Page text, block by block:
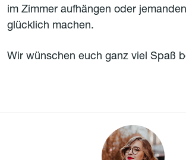
im Zimmer aufhängen oder
glücklich machen.
Wir wünschen euch ganz viel Spaß